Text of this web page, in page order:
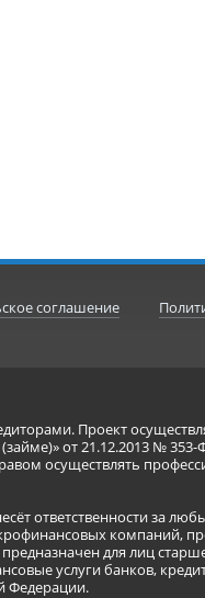
соглашение
Проект
от 21.12.2013 № 353-
осуществлять
ответственности за
компаний,
для лиц
услуги банков,
Федерации.